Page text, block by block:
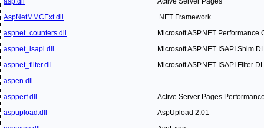
AspNetMMCExt.dll
.NET Framework
aspnet_counters.dll
Microsoft ASP.NET Performance
aspnet_isapi.dll
Microsoft ASP.NET ISAPI Shim
aspnet_filter.dll
Microsoft ASP.NET ISAPI Filter
aspen.dll
aspperf.dll
Active Server Pages
aspupload.dll
AspUpload 2.01